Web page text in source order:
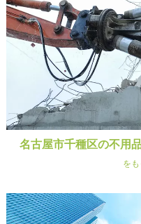
名古屋市千種区の不用
を